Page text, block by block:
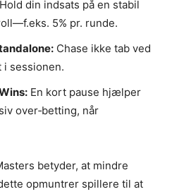
Hold din indsats på en stabil
5% pr. runde.
Chase ikke tab ved
sessionen.
En kort pause hjælper
over‑betting, når
betyder, at mindre
opmuntrer spillere til at